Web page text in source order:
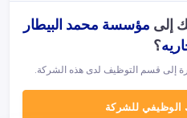
إلى مؤسسة محمد البيطار
؟
إلى قسم التوظيف لدى هذه الشركة.
الوظيفي للشركة